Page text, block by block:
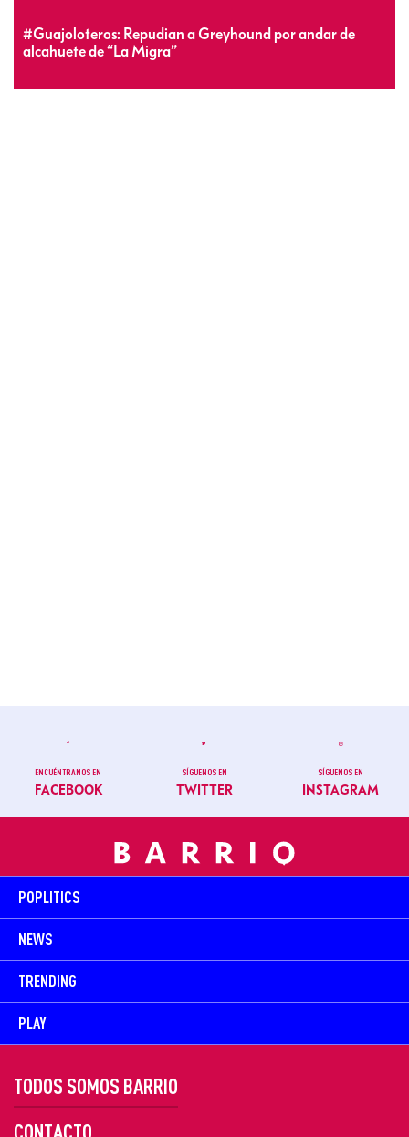
#Guajoloteros: Repudian a Greyhound por andar de
alcahuete de “La Migra”
ENCUÉNTRANOS EN
FACEBOOK
SÍGUENOS EN
TWITTER
SÍGUENOS EN
INSTAGRAM
POPLITICS
NEWS
TRENDING
PLAY
TODOS SOMOS BARRIO
CONTACTO